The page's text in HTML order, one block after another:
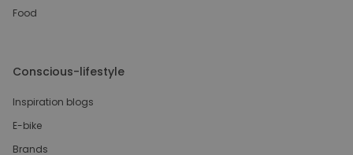
Food
Conscious-lifestyle
Inspiration blogs
E-bike
Brands